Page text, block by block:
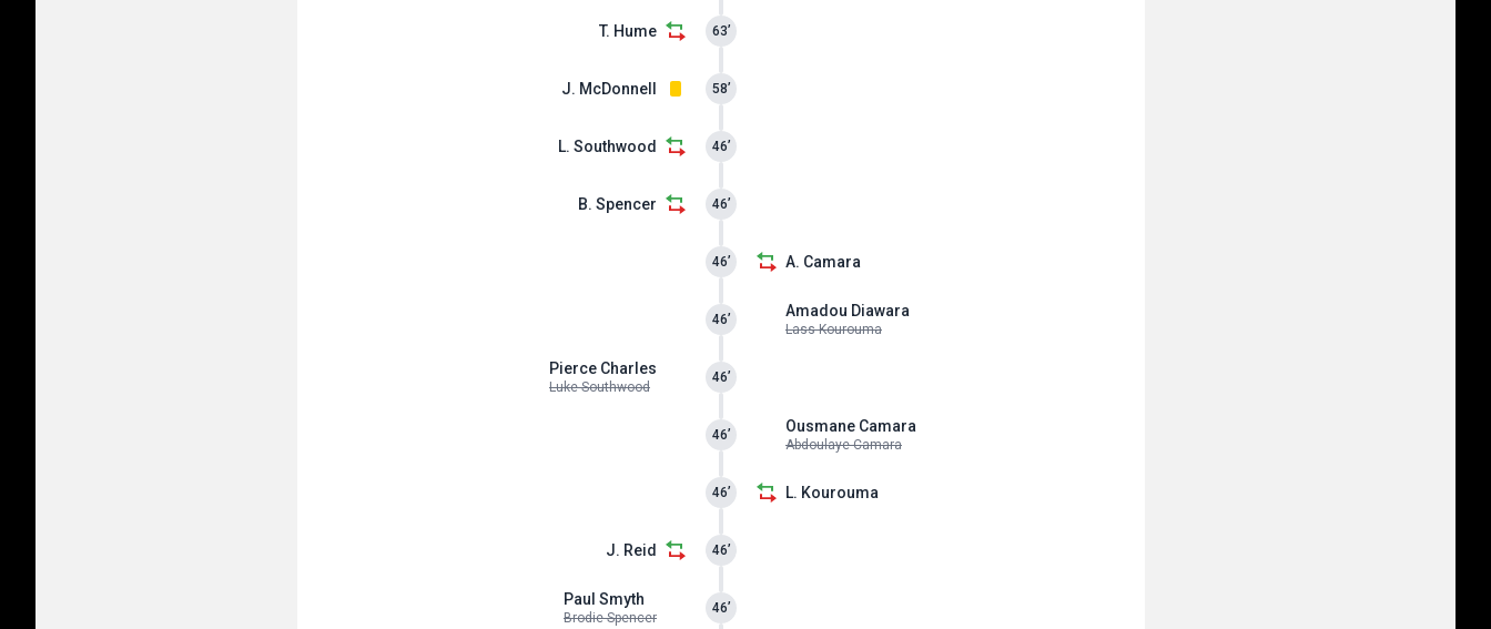
Paul Smyth
Brodie Spencer
46’
J. Reid 46’
46’ L. Kourouma
46’ Ousmane Camara
Abdoulaye Camara
Pierce Charles
Luke Southwood
46’
46’ Amadou Diawara
Lass Kourouma
46’ A. Camara
B. Spencer 46’
L. Southwood 46’
J. McDonnell 58’
T. Hume 63’